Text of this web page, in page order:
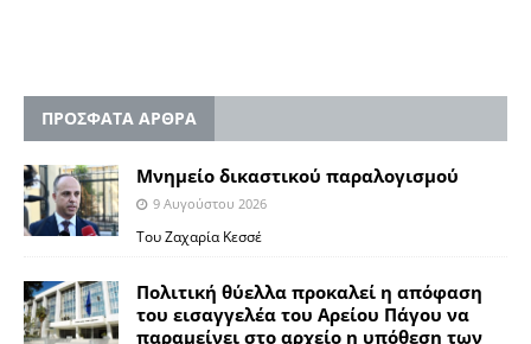
ΠΡΟΣΦΑΤΑ ΑΡΘΡΑ
Μνημείο δικαστικού παραλογισμού
9 Αυγούστου 2026
Του Ζαχαρία Κεσσέ
Πολιτική θύελλα προκαλεί η απόφαση
του εισαγγελέα του Αρείου Πάγου να
παραμείνει στο αρχείο η υπόθεση των